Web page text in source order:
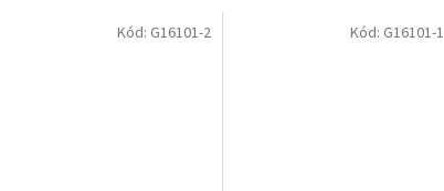
Kód: G16101-2 Kód: G16101-1